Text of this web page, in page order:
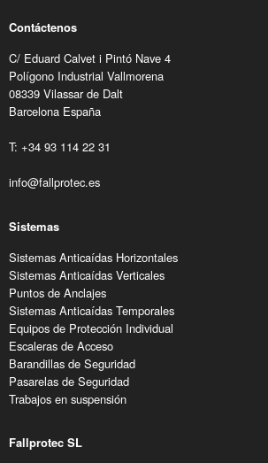
Contáctenos
C/ Eduard Calvet i Pintó Nave 4
Polígono Industrial Vallmorena
08339 Vilassar de Dalt
Barcelona España
T: +34 93 114 22 31
info@fallprotec.es
Sistemas
Sistemas Anticaídas Horizontales
Sistemas Anticaídas Verticales
Puntos de Anclajes
Sistemas Anticaídas Temporales
Equipos de Protección Individual
Escaleras de Acceso
Barandillas de Seguridad
Pasarelas de Seguridad
Trabajos en suspensión
Fallprotec SL